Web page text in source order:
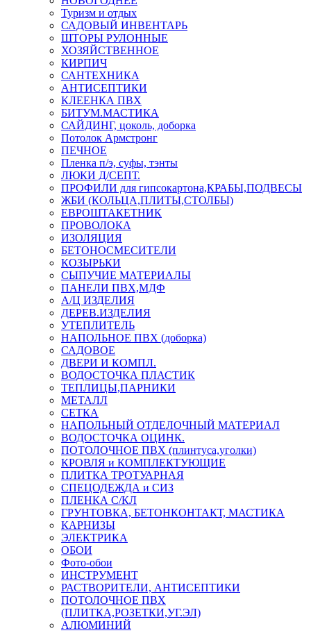
Туризм и отдых
САДОВЫЙ ИНВЕНТАРЬ
ШТОРЫ РУЛОННЫЕ
ХОЗЯЙСТВЕННОЕ
КИРПИЧ
САНТЕХНИКА
АНТИСЕПТИКИ
КЛЕЕНКА ПВХ
БИТУМ.МАСТИКА
САЙДИНГ, цоколь, доборка
Потолок Армстронг
ПЕЧНОЕ
Пленка п/э, суфы, тэнты
ЛЮКИ Д/СЕПТ.
ПРОФИЛИ для гипсокартона,КРАБЫ,ПОДВЕСЫ
ЖБИ (КОЛЬЦА,ПЛИТЫ,СТОЛБЫ)
ЕВРОШТАКЕТНИК
ПРОВОЛОКА
ИЗОЛЯЦИЯ
БЕТОНОСМЕСИТЕЛИ
КОЗЫРЬКИ
СЫПУЧИЕ МАТЕРИАЛЫ
ПАНЕЛИ ПВХ,МДФ
А/Ц ИЗДЕЛИЯ
ДЕРЕВ.ИЗДЕЛИЯ
УТЕПЛИТЕЛЬ
НАПОЛЬНОЕ ПВХ (доборка)
САДОВОЕ
ДВЕРИ И КОМПЛ.
ВОДОСТОЧКА ПЛАСТИК
ТЕПЛИЦЫ,ПАРНИКИ
МЕТАЛЛ
СЕТКА
НАПОЛЬНЫЙ ОТДЕЛОЧНЫЙ МАТЕРИАЛ
ВОДОСТОЧКА ОЦИНК.
ПОТОЛОЧНОЕ ПВХ (плинтуса,уголки)
КРОВЛЯ и КОМПЛЕКТУЮЩИЕ
ПЛИТКА ТРОТУАРНАЯ
СПЕЦОДЕЖДА и СИЗ
ПЛЕНКА С/КЛ
ГРУНТОВКА, БЕТОНКОНТАКТ, МАСТИКА
КАРНИЗЫ
ЭЛЕКТРИКА
ОБОИ
Фото-обои
ИНСТРУМЕНТ
РАСТВОРИТЕЛИ, АНТИСЕПТИКИ
ПОТОЛОЧНОЕ ПВХ
(ПЛИТКА,РОЗЕТКИ,УГ.ЭЛ)
АЛЮМИНИЙ